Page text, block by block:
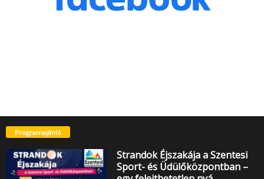
Programajánló
Strandok Éjszakája a Szentesi
Sport- és Üdülőközpontban –